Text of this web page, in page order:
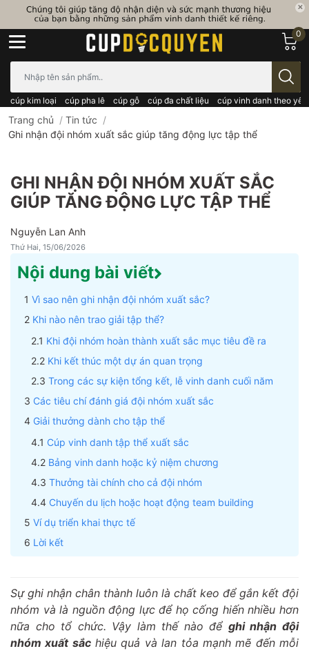
cúp kim loại cúp pha lê cúp gỗ cúp đa chất liệu cúp vinh danh theo
0
Trang chủ / Tin tức /
Ghi nhận đội nhóm xuất sắc giúp tăng động lực tập thể
GHI NHẬN ĐỘI NHÓM XUẤT SẮC
GIÚP TĂNG ĐỘNG LỰC TẬP THỂ
Nguyễn Lan Anh
Thứ Hai, 15/06/2026
Nội dung bài viết
Vì sao nên ghi nhận đội nhóm xuất sắc?
Khi nào nên trao giải tập thể?
Khi đội nhóm hoàn thành xuất sắc mục tiêu đề ra
Khi kết thúc một dự án quan trọng
Trong các sự kiện tổng kết, lễ vinh danh cuối năm
Các tiêu chí đánh giá đội nhóm xuất sắc
Giải thưởng dành cho tập thể
Cúp vinh danh tập thể xuất sắc
Bảng vinh danh hoặc kỷ niệm chương
Thưởng tài chính cho cả đội nhóm
Chuyến du lịch hoặc hoạt động team building
Ví dụ triển khai thực tế
Lời kết
Sự ghi nhận chân thành luôn là chất keo để gắn kết đội
nhóm và là nguồn động lực để họ cống hiến nhiều hơn
nữa cho tổ chức. Vậy làm thế nào để ghi nhận đội
nhóm xuất sắchiệu quả và lan tỏa mạnh mẽ đến mỗi